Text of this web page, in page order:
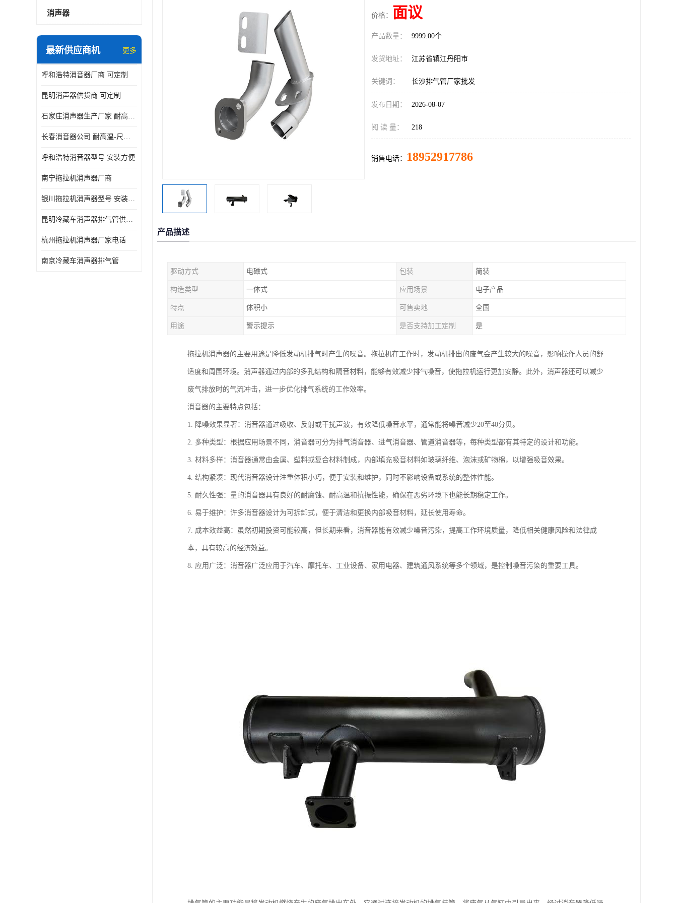
消声器
最新供应商机 更多
呼和浩特消音器厂商 可定制
昆明消声器供货商 可定制
石家庄消声器生产厂家 耐高温-尺寸可定制
长春消音器公司 耐高温-尺寸可定制
呼和浩特消音器型号 安装方便
南宁拖拉机消声器厂商
银川拖拉机消声器型号 安装方便
昆明冷藏车消声器排气管供货商 可定制
杭州拖拉机消声器厂家电话
南京冷藏车消声器排气管
价格： 面议
产品数量： 9999.00个
发货地址： 江苏省镇江丹阳市
关键词： 长沙排气管厂家批发
发布日期： 2026-08-07
阅 读 量： 218
销售电话： 18952917786
产品描述
驱动方式 电磁式 包装 简装
构造类型 一体式 应用场景 电子产品
特点 体积小 可售卖地 全国
用途 警示提示 是否支持加工定制 是
拖拉机消声器的主要用途是降低发动机排气时产生的噪音。拖拉机在工作时，发动机排出的废气会产生较大的噪音，影响操作人员的舒
适度和周围环境。消声器通过内部的多孔结构和隔音材料，能够有效减少排气噪音，使拖拉机运行更加安静。此外，消声器还可以减少
废气排放时的气流冲击，进一步优化排气系统的工作效率。
消音器的主要特点包括：
1. 降噪效果显著：消音器通过吸收、反射或干扰声波，有效降低噪音水平，通常能将噪音减少20至40分贝。
2. 多种类型：根据应用场景不同，消音器可分为排气消音器、进气消音器、管道消音器等，每种类型都有其特定的设计和功能。
3. 材料多样：消音器通常由金属、塑料或复合材料制成，内部填充吸音材料如玻璃纤维、泡沫或矿物棉，以增强吸音效果。
4. 结构紧凑：现代消音器设计注重体积小巧，便于安装和维护，同时不影响设备或系统的整体性能。
5. 耐久性强：量的消音器具有良好的耐腐蚀、耐高温和抗振性能，确保在恶劣环境下也能长期稳定工作。
6. 易于维护：许多消音器设计为可拆卸式，便于清洁和更换内部吸音材料，延长使用寿命。
7. 成本效益高：虽然初期投资可能较高，但长期来看，消音器能有效减少噪音污染，提高工作环境质量，降低相关健康风险和法律成
本，具有较高的经济效益。
8. 应用广泛：消音器广泛应用于汽车、摩托车、工业设备、家用电器、建筑通风系统等多个领域，是控制噪音污染的重要工具。